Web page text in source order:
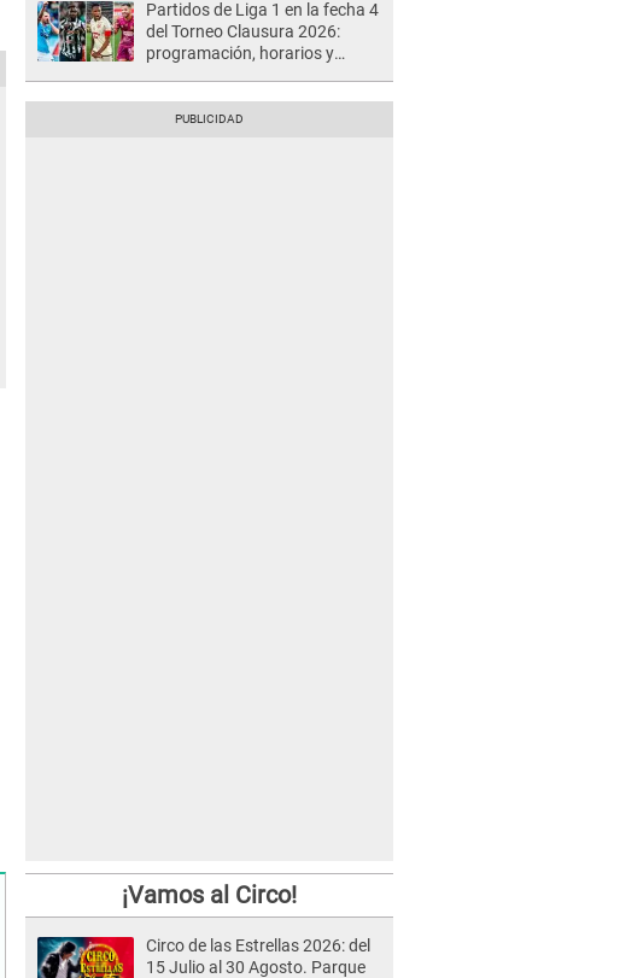
Partidos de Liga 1 en la fecha 4
del Torneo Clausura 2026:
programación, horarios y
¡Vamos al Circo!
Circo de las Estrellas 2026: del
15 Julio al 30 Agosto. Parque